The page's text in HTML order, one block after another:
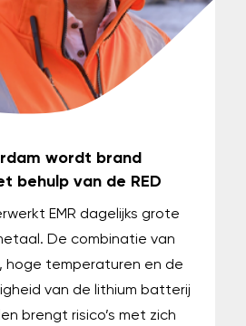
wordt brand
behulp van de RED
EMR dagelijks grote
De combinatie van
hoge temperaturen en de
van de lithium batterij
brengt risico’s met zich